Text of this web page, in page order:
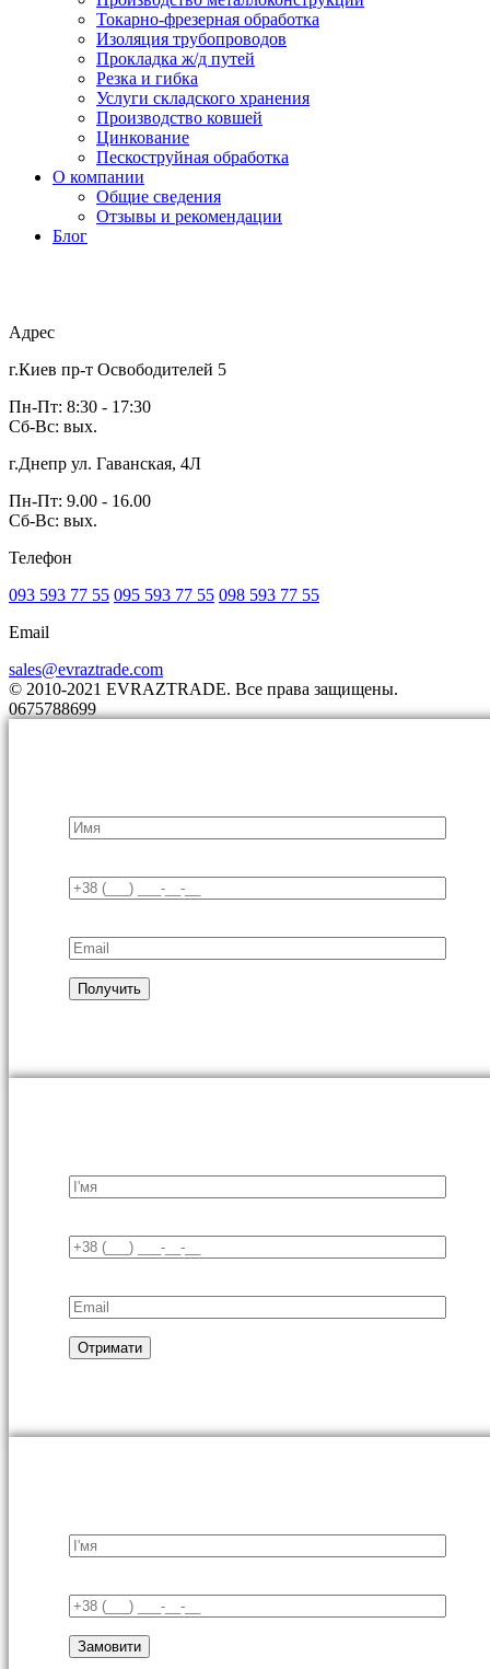
Токарно-фрезерная обработка
Изоляция трубопроводов
Прокладка ж/д путей
Резка и гибка
Услуги складского хранения
Производство ковшей
Цинкование
Пескоструйная обработка
О компании
Общие сведения
Отзывы и рекомендации
Блог
Адрес
г.Киев пр-т Освободителей 5
Пн-Пт: 8:30 - 17:30
Сб-Вс: вых.
г.Днепр ул. Гаванская, 4Л
Пн-Пт: 9.00 - 16.00
Сб-Вс: вых.
Телефон
093 593 77 55 095 593 77 55 098 593 77 55
Email
sales@evraztrade.com
© 2010-2021 EVRAZTRADE. Все права защищены.
0675788699